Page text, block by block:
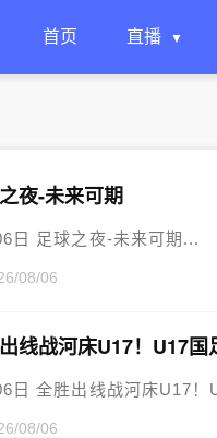
首页 直播
夜-未来可期
日 足球之夜-未来可期...
08/06
线战河床U17！U17
日 全胜出线战河床U17
08/06